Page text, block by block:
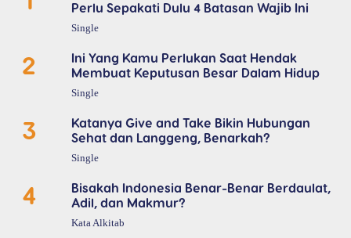
Perlu Sepakati Dulu 4 Batasan Wajib Ini
Single
2
Ini Yang Kamu Perlukan Saat Hendak
Membuat Keputusan Besar Dalam Hidup
Single
3
Katanya Give and Take Bikin Hubungan
Sehat dan Langgeng, Benarkah?
Single
4
Bisakah Indonesia Benar-Benar Berdaulat,
Adil, dan Makmur?
Kata Alkitab